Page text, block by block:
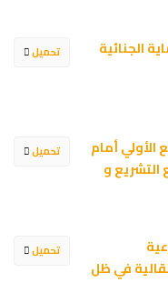
تحميل
تحميل
أمام
و
تحميل
في ظل